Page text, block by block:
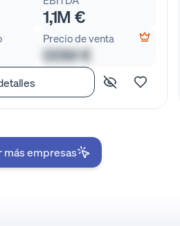
1,1M €
Precio de venta
00M €
más empresas